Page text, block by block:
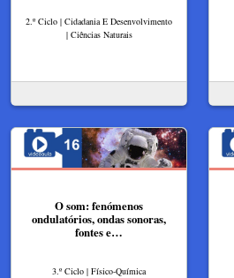
2.º Ciclo | Cidadania E Desenvolvimento
| Ciências Naturais
O som: fenómenos
ondulatórios, ondas sonoras,
fontes e…
3.º Ciclo | Físico-Química